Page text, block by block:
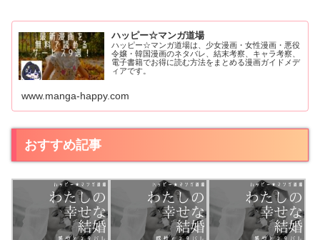
ハッピー☆マンガ道場
ハッピー☆マンガ道場は、少女漫画・女性漫画・悪役
令嬢・韓国漫画のネタバレ、結末考察、キャラ考察、
電子書籍でお得に読む方法をまとめる漫画ガイドメデ
ィアです。
www.manga-happy.com
おすすめ記事